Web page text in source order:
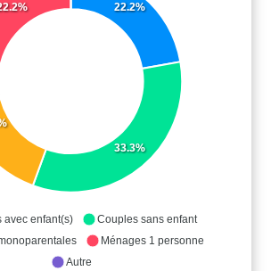
22.2%
33.3%
avec enfant(s)
Couples sans enfant
Ménages 1 personne
Autre